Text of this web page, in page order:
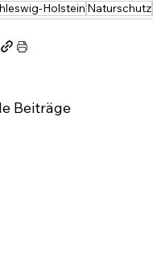
Holstein Naturschutz
Beiträge